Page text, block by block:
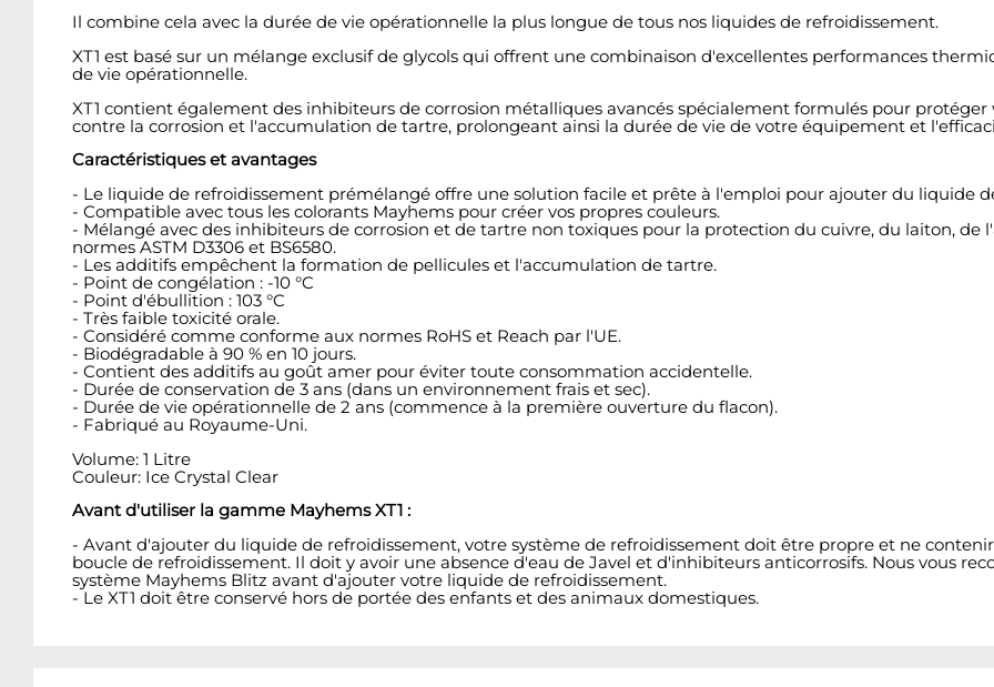
Il combine cela avec la durée de vie opérationnelle la plus longue de tous nos liquides de refroidissement.
XT1 est basé sur un mélange exclusif de glycols qui offrent une combinaison d'excellentes performances
de vie opérationnelle.
XT1 contient également des inhibiteurs de corrosion métalliques avancés spécialement formulés pour
contre la corrosion et l'accumulation de tartre, prolongeant ainsi la durée de vie de votre équipement et
Caractéristiques et avantages
- Le liquide de refroidissement prémélangé offre une solution facile et prête à l'emploi pour ajouter du liquide
- Compatible avec tous les colorants Mayhems pour créer vos propres couleurs.
- Mélangé avec des inhibiteurs de corrosion et de tartre non toxiques pour la protection du cuivre, du laiton,
normes ASTM D3306 et BS6580.
- Les additifs empêchent la formation de pellicules et l'accumulation de tartre.
- Point de congélation : -10 °C
- Point d'ébullition : 103 °C
- Très faible toxicité orale.
- Considéré comme conforme aux normes RoHS et Reach par l'UE.
- Biodégradable à 90 % en 10 jours.
- Contient des additifs au goût amer pour éviter toute consommation accidentelle.
- Durée de conservation de 3 ans (dans un environnement frais et sec).
- Durée de vie opérationnelle de 2 ans (commence à la première ouverture du flacon).
- Fabriqué au Royaume-Uni.
Volume: 1 Litre
Couleur: Ice Crystal Clear
Avant d'utiliser la gamme Mayhems XT1 :
- Avant d'ajouter du liquide de refroidissement, votre système de refroidissement doit être propre et ne
boucle de refroidissement. Il doit y avoir une absence d'eau de Javel et d'inhibiteurs anticorrosifs. Nous vous
système Mayhems Blitz avant d'ajouter votre liquide de refroidissement.
- Le XT1 doit être conservé hors de portée des enfants et des animaux domestiques.